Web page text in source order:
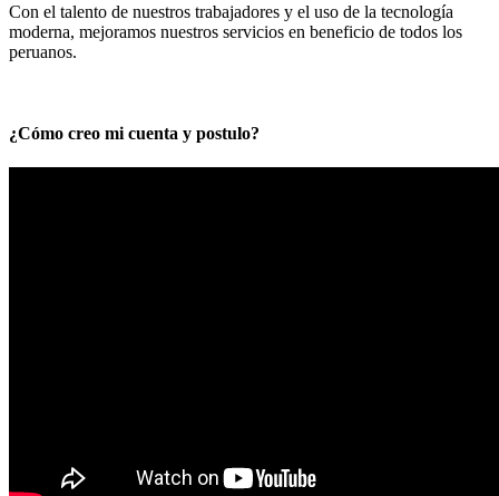
Con el talento de nuestros trabajadores y el uso de la tecnología
moderna, mejoramos nuestros servicios en beneficio de todos los
peruanos.
¿Cómo creo mi cuenta y postulo?